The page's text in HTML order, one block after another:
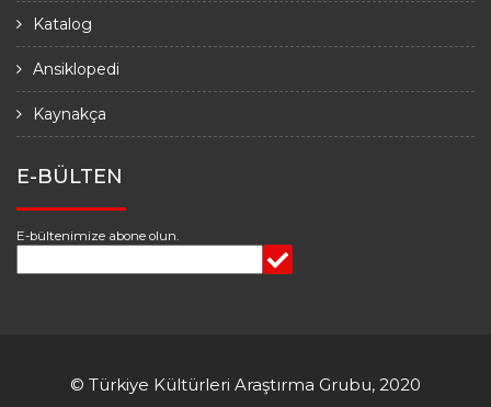
Katalog
Ansiklopedi
Kaynakça
E-BÜLTEN
E-bültenimize abone olun.
© Türkiye Kültürleri Araştırma Grubu, 2020